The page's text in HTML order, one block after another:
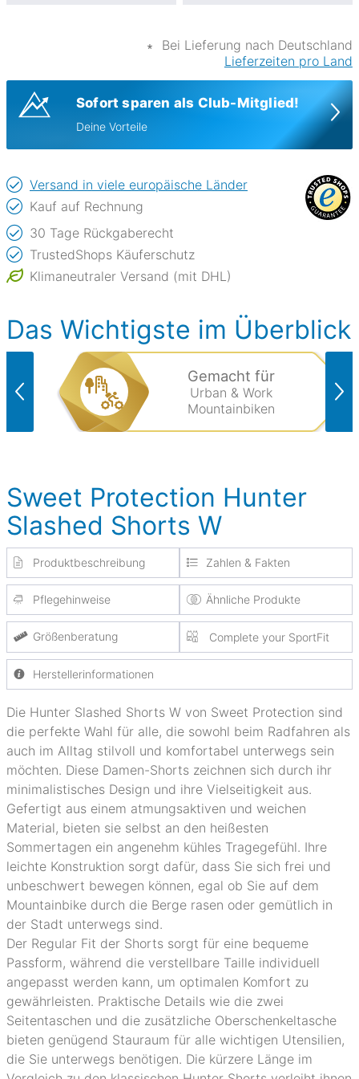
∗
Bei Lieferung nach Deutschland
Lieferzeiten pro Land
Sofort sparen als Club-Mitglied!
Deine Vorteile
Versand in viele europäische Länder
Kauf auf Rechnung
30 Tage Rückgaberecht
TrustedShops Käuferschutz
Klimaneutraler Versand (mit DHL)
Das Wichtigste im Überblick
Gemacht für
Urban & Work
Mountainbiken
Sweet Protection Hunter
Slashed Shorts W
Produktbeschreibung Zahlen & Fakten
Pflegehinweise Ähnliche Produkte
Größenberatung Complete your SportFit
Herstellerinformationen
Die Hunter Slashed Shorts W von Sweet Protection sind
die perfekte Wahl für alle, die sowohl beim Radfahren als
auch im Alltag stilvoll und komfortabel unterwegs sein
möchten. Diese Damen-Shorts zeichnen sich durch ihr
minimalistisches Design und ihre Vielseitigkeit aus.
Gefertigt aus einem atmungsaktiven und weichen
Material, bieten sie selbst an den heißesten
Sommertagen ein angenehm kühles Tragegefühl. Ihre
leichte Konstruktion sorgt dafür, dass Sie sich frei und
unbeschwert bewegen können, egal ob Sie auf dem
Mountainbike durch die Berge rasen oder gemütlich in
der Stadt unterwegs sind.
Der Regular Fit der Shorts sorgt für eine bequeme
Passform, während die verstellbare Taille individuell
angepasst werden kann, um optimalen Komfort zu
gewährleisten. Praktische Details wie die zwei
Seitentaschen und die zusätzliche Oberschenkeltasche
bieten genügend Stauraum für alle wichtigen Utensilien,
die Sie unterwegs benötigen. Die kürzere Länge im